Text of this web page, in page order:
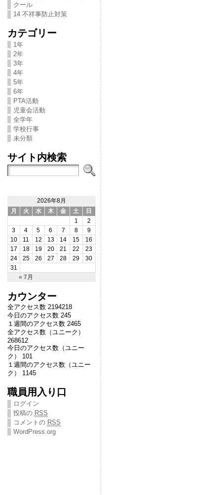
クール
14 不祥事防止対策
カテゴリー
1年
2年
3年
4年
5年
6年
PTA活動
児童会活動
全学年
学校行事
未分類
サイト内検索
2026年8月
月
火 水 木 金 土 日
« 7月
1
2
3
4 5 6 7 8
9
10
11 12 13 14 15
16
17
18 19 20 21 22
23
24
25 26 27 28 29
30
31
カウンター
全アクセス数 2194218
今日のアクセス数 245
１週間のアクセス数 2465
全アクセス数（ユニーク）
268612
今日のアクセス数（ユニー
ク） 101
１週間のアクセス数（ユニー
ク） 1145
職員用入り口
ログイン
投稿の RSS
コメントの RSS
WordPress.org